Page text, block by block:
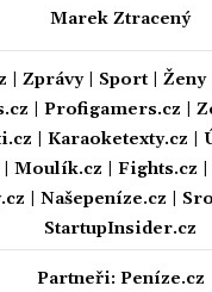
Marek Ztracený
Zprávy| Sport| Ženy|
Profigamers.cz
Karaoketexty.cz
Moulík.cz Fights.cz
Našepeníze.cz
StartupInsider.cz
Partneři: Peníze.cz